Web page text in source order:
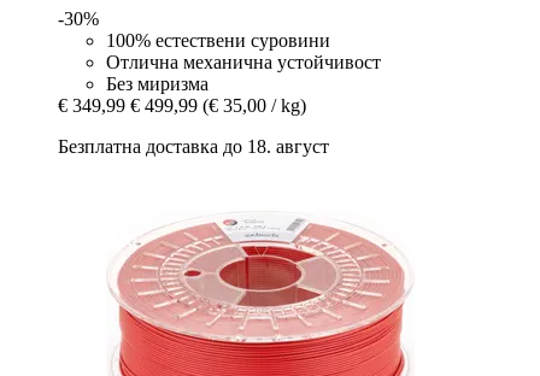
-30%
100% естествени суровини
Отлична механична устойчивост
Без миризма
€ 349,99 € 499,99 (€ 35,00 / kg)
Безплатна доставка до 18. август